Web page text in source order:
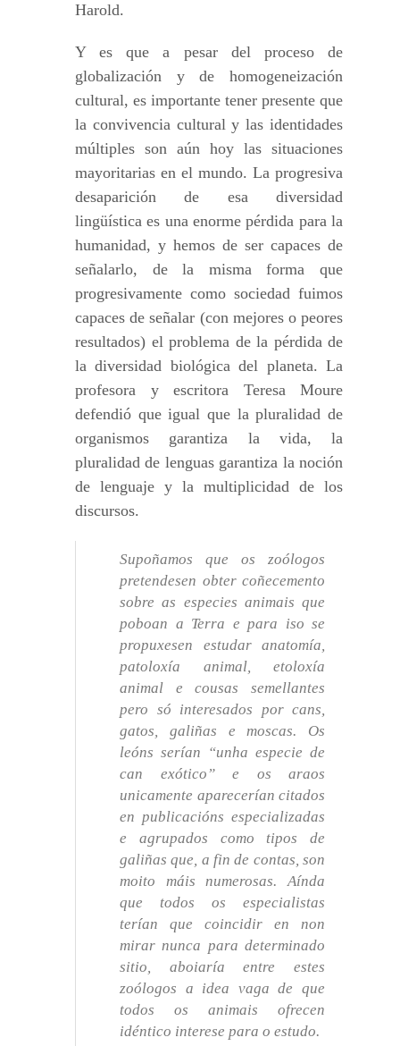
Harold.
Y es que a pesar del proceso de
globalización y de homogeneización
cultural, es importante tener presente que
la convivencia cultural y las identidades
múltiples son aún hoy las situaciones
mayoritarias en el mundo. La progresiva
desaparición de esa diversidad
lingüística es una enorme pérdida para la
humanidad, y hemos de ser capaces de
señalarlo, de la misma forma que
progresivamente como sociedad fuimos
capaces de señalar (con mejores o peores
resultados) el problema de la pérdida de
la diversidad biológica del planeta. La
profesora y escritora Teresa Moure
defendió que igual que la pluralidad de
organismos garantiza la vida, la
pluralidad de lenguas garantiza la noción
de lenguaje y la multiplicidad de los
discursos.
Supoñamos que os zoólogos
pretendesen obter coñecemento
sobre as especies animais que
poboan a Terra e para iso se
propuxesen estudar anatomía,
patoloxía animal, etoloxía
animal e cousas semellantes
pero só interesados por cans,
gatos, galiñas e moscas. Os
leóns serían “unha especie de
can exótico” e os araos
unicamente aparecerían citados
en publicacións especializadas
e agrupados como tipos de
galiñas que, a fin de contas, son
moito máis numerosas. Aínda
que todos os especialistas
terían que coincidir en non
mirar nunca para determinado
sitio, aboiaría entre estes
zoólogos a idea vaga de que
todos os animais ofrecen
idéntico interese para o estudo.